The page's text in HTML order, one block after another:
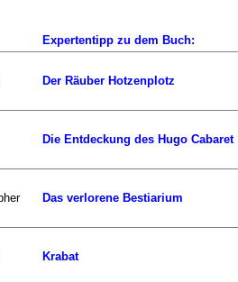
Expertentipp zu dem Buch:
Der Räuber Hotzenplotz
Die Entdeckung des Hugo Cabaret
Das verlorene Bestiarium
Krabat